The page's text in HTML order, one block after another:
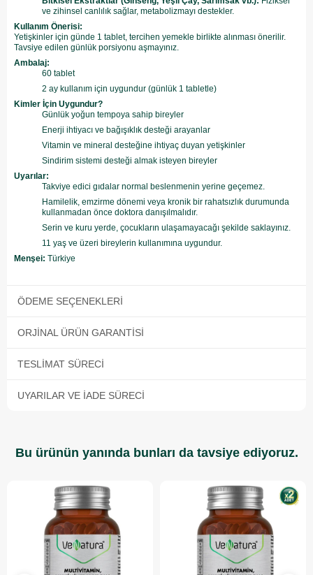
ve zihinsel canlılık sağlar, metabolizmayı destekler.
Kullanım Önerisi:
Yetişkinler için günde 1 tablet, tercihen yemekle birlikte alınması önerilir.
Tavsiye edilen günlük porsiyonu aşmayınız.
Ambalaj:
60 tablet
2 ay kullanım için uygundur (günlük 1 tabletle)
Kimler İçin Uygundur?
Günlük yoğun tempoya sahip bireyler
Enerji ihtiyacı ve bağışıklık desteği arayanlar
Vitamin ve mineral desteğine ihtiyaç duyan yetişkinler
Sindirim sistemi desteği almak isteyen bireyler
Uyarılar:
Takviye edici gıdalar normal beslenmenin yerine geçemez.
Hamilelik, emzirme dönemi veya kronik bir rahatsızlık durumunda
kullanmadan önce doktora danışılmalıdır.
Serin ve kuru yerde, çocukların ulaşamayacağı şekilde saklayınız.
11 yaş ve üzeri bireylerin kullanımına uygundur.
Menşei: Türkiye
ÖDEME SEÇENEKLERI
ORJINAL ÜRÜN GARANTISI
TESLIMAT SÜRECI
UYARILAR VE İADE SÜRECI
Bu ürünün yanında bunları da tavsiye ediyoruz.